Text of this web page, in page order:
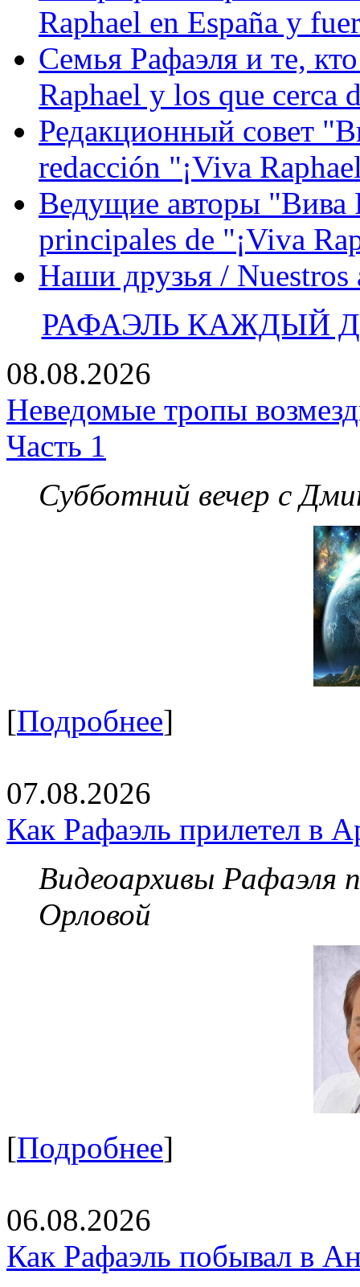
Raphael en España y
Семья Рафаэля и те,
Raphael y los que cerca
Редакционный совет
redacción "¡Viva
Ведущие авторы "Вива
principales de "¡Viva
Наши друзья / Nuestros
РАФАЭЛЬ КАЖДЫЙ
08.08.2026
Неведомые тропы
Часть 1
Субботний вечер с
[Подробнее]
07.08.2026
Как Рафаэль прилетел в
Видеоархивы Рафаэля
Орловой
[Подробнее]
06.08.2026
Как Рафаэль побывал в